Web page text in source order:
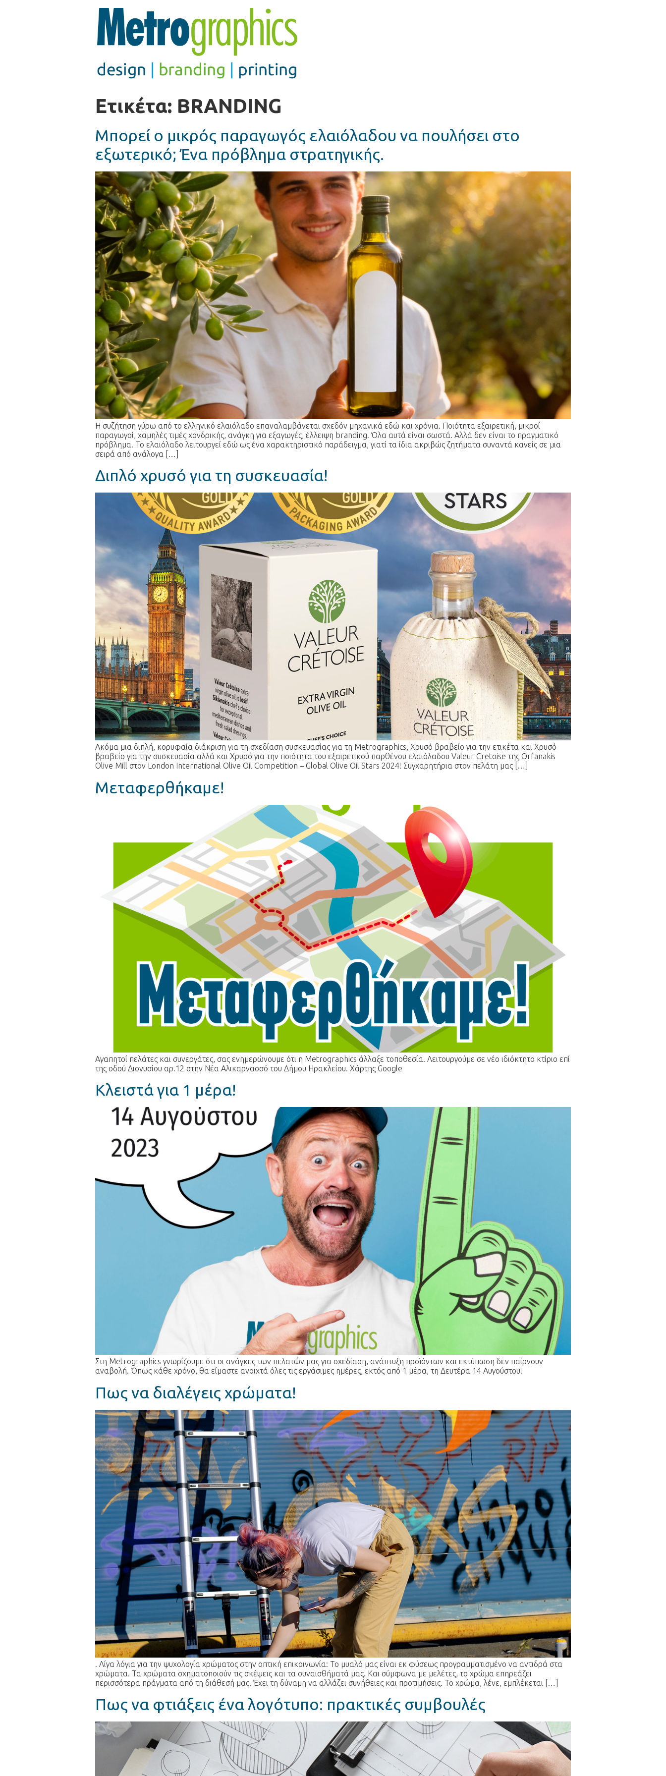
Ετικέτα: BRANDING
Μπορεί ο μικρός παραγωγός ελαιόλαδου να πουλήσει στο
εξωτερικό; Ένα πρόβλημα στρατηγικής.
Η συζήτηση γύρω από το ελληνικό ελαιόλαδο επαναλαμβάνεται σχεδόν μηχανικά εδώ και χρόνια. Ποιότητα εξαιρετική, μικροί
παραγωγοί, χαμηλές τιμές χονδρικής, ανάγκη για εξαγωγές, έλλειψη branding. Όλα αυτά είναι σωστά. Αλλά δεν είναι το πραγματικό
πρόβλημα. Το ελαιόλαδο λειτουργεί εδώ ως ένα χαρακτηριστικό παράδειγμα, γιατί τα ίδια ακριβώς ζητήματα συναντά κανείς σε μια
σειρά από ανάλογα […]
Διπλό χρυσό για τη συσκευασία!
Ακόμα μια διπλή, κορυφαία διάκριση για τη σχεδίαση συσκευασίας για τη Metrographics, Χρυσό βραβείο για την ετικέτα και Χρυσό
βραβείο για την συσκευασία αλλά και Χρυσό για την ποιότητα του εξαιρετικού παρθένου ελαιόλαδου Valeur Cretoise της Orfanakis
Olive Mill στον London International Olive Oil Competition – Global Olive Oil Stars 2024! Συγχαρητήρια στον πελάτη μας […]
Μεταφερθήκαμε!
Αγαπητοί πελάτες και συνεργάτες, σας ενημερώνουμε ότι η Metrographics άλλαξε τοποθεσία. Λειτουργούμε σε νέο ιδιόκτητο κτίριο επί
της οδού Διονυσίου αρ.12 στην Νέα Αλικαρνασσό του Δήμου Ηρακλείου. Χάρτης Google
Κλειστά για 1 μέρα!
Στη Metrographics γνωρίζουμε ότι οι ανάγκες των πελατών μας για σχεδίαση, ανάπτυξη προϊόντων και εκτύπωση δεν παίρνουν
αναβολή. Όπως κάθε χρόνο, θα είμαστε ανοιχτά όλες τις εργάσιμες ημέρες, εκτός από 1 μέρα, τη Δευτέρα 14 Αυγούστου!
Πως να διαλέγεις χρώματα!
. Λίγα λόγια για την ψυχολογία χρώματος στην οπτική επικοινωνία: Το μυαλό μας είναι εκ φύσεως προγραμματισμένο να αντιδρά στα
χρώματα. Τα χρώματα σχηματοποιούν τις σκέψεις και τα συναισθήματά μας. Και σύμφωνα με μελέτες, το χρώμα επηρεάζει
περισσότερα πράγματα από τη διάθεσή μας. Έχει τη δύναμη να αλλάζει συνήθειες και προτιμήσεις. Το χρώμα, λένε, εμπλέκεται […]
Πως να φτιάξεις ένα λογότυπο: πρακτικές συμβουλές